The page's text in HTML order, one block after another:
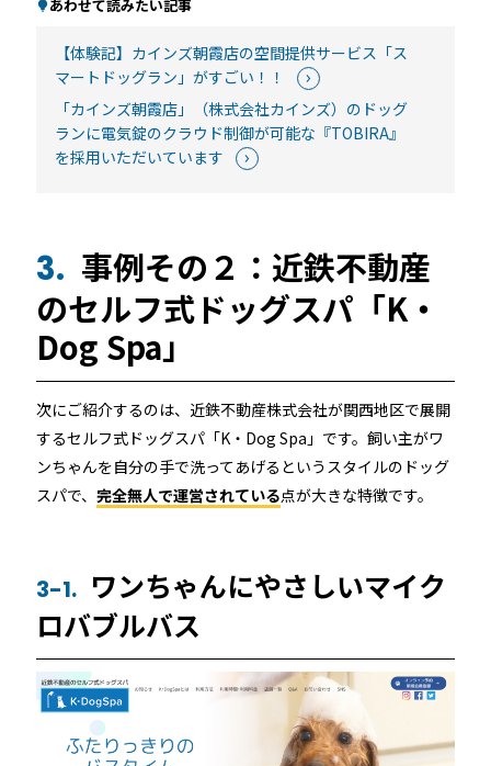
あわせて読みたい記事
【体験記】カインズ朝霞店の空間提供サービス「ス
マートドッグラン」がすごい！！
「カインズ朝霞店」（株式会社カインズ）のドッグ
ランに電気錠のクラウド制御が可能な『TOBIRA』
を採用いただいています
3. 事例その２：近鉄不動産
のセルフ式ドッグスパ「K・
Dog Spa」
次にご紹介するのは、近鉄不動産株式会社が関西地区で展開
するセルフ式ドッグスパ「K・Dog Spa」です。飼い主がワ
ンちゃんを自分の手で洗ってあげるというスタイルのドッグ
スパで、 完全無人で運営されている点が大きな特徴です。
3-1. ワンちゃんにやさしいマイク
ロバブルバス